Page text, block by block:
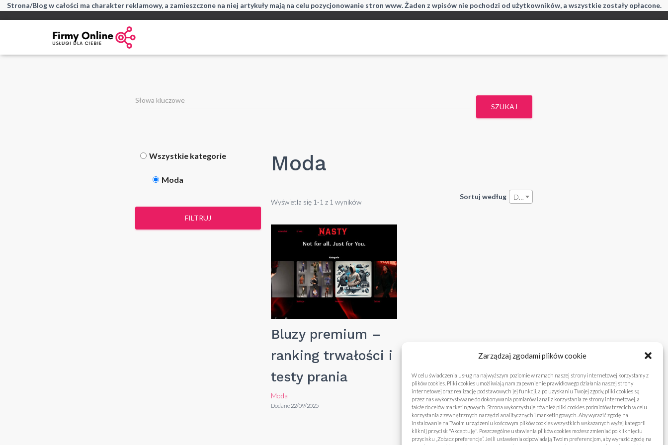
Zarządzaj zgodami plików cookie
W celu świadczenia usług na najwyższym poziomie w ramach naszej strony internetowej korzystamy z
plików cookies. Pliki cookies umożliwiają nam zapewnienie prawidłowego działania naszej strony
internetowej oraz realizację podstawowych jej funkcji, a po uzyskaniu Twojej zgody, pliki cookies są
przez nas wykorzystywane do dokonywania pomiarów i analiz korzystania ze strony internetowej, a
także do celów marketingowych. Strona wykorzystuje również pliki cookies podmiotów trzecich w celu
korzystania z zewnętrznych narzędzi analitycznych i marketingowych. Aby wyrazić zgodę na
instalowanie na Twoim urządzeniu końcowym plików cookies wszystkich wskazanych wyżej kategorii
kliknij przycisk "Akceptuję". Poszczególne ustawienia plików cookies możesz zmieniać po kliknięciu
przycisku „Zobacz preferencje”. Jeśli ustawienia odpowiadają Twoim preferencjom, aby wyrazić zgodę na
Strona/Blog w całości ma charakter reklamowy, a zamieszczone na niej artykuły mają na celu pozycjonowanie stron www. Żaden z wpisów nie pochodzi od użytkowników, a wszystkie zostały opłacone.
SZUKAJ
Wszystkie kategorie
Moda
FILTRUJ
Moda
Wyświetla się 1-1 z 1 wyników
Sortuj według Data
Bluzy premium –
ranking trwałości i
testy prania
Moda
Dodane 22/09/2025